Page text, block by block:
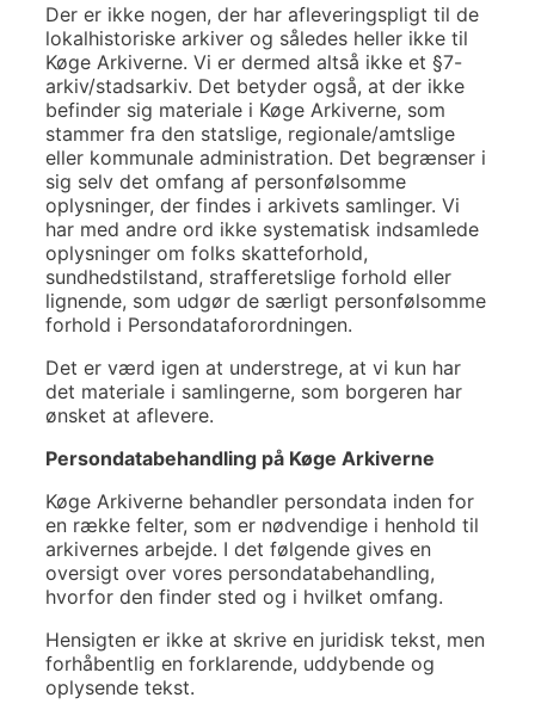
Der er ikke nogen, der har afleveringspligt til de
lokalhistoriske arkiver og således heller ikke til
Køge Arkiverne. Vi er dermed altså ikke et §7-
arkiv/stadsarkiv. Det betyder også, at der ikke
befinder sig materiale i Køge Arkiverne, som
stammer fra den statslige, regionale/amtslige
eller kommunale administration. Det begrænser i
sig selv det omfang af personfølsomme
oplysninger, der findes i arkivets samlinger. Vi
har med andre ord ikke systematisk indsamlede
oplysninger om folks skatteforhold,
sundhedstilstand, strafferetslige forhold eller
lignende, som udgør de særligt personfølsomme
forhold i Persondataforordningen.
Det er værd igen at understrege, at vi kun har
det materiale i samlingerne, som borgeren har
ønsket at aflevere.
Persondatabehandling på Køge Arkiverne
Køge Arkiverne behandler persondata inden for
en række felter, som er nødvendige i henhold til
arkivernes arbejde. I det følgende gives en
oversigt over vores persondatabehandling,
hvorfor den finder sted og i hvilket omfang.
Hensigten er ikke at skrive en juridisk tekst, men
forhåbentlig en forklarende, uddybende og
oplysende tekst.